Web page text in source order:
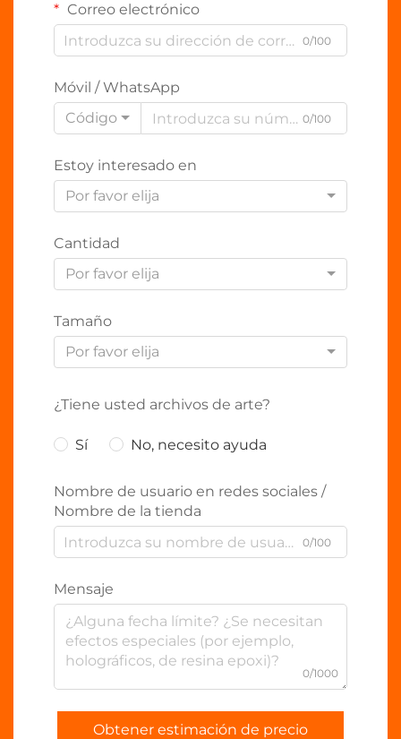
Correo electrónico
0/100
Móvil / WhatsApp
Código
0/100
Estoy interesado en
Por favor elija
Cantidad
Por favor elija
Tamaño
Por favor elija
¿Tiene usted archivos de arte?
Sí No, necesito ayuda
Nombre de usuario en redes sociales /
Nombre de la tienda
0/100
Mensaje
0/1000
Obtener estimación de precio